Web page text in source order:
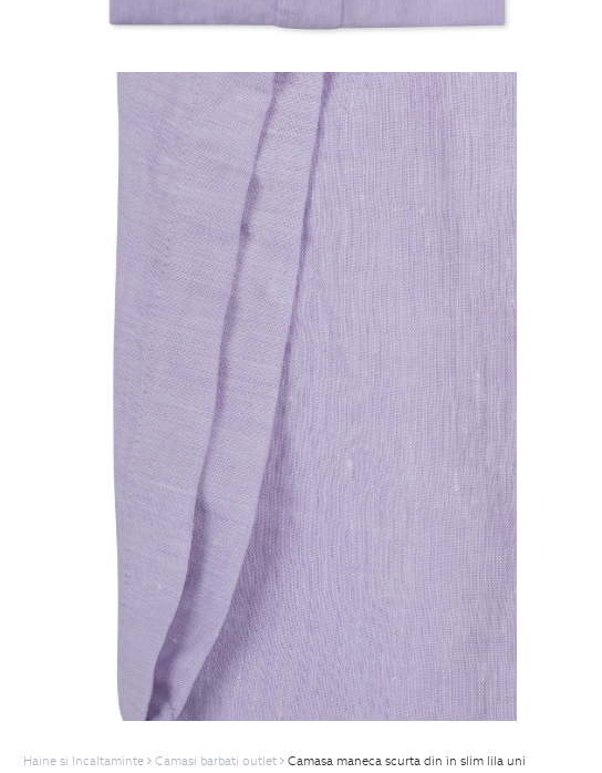
Haine si Incaltaminte Camasi barbati outlet Camasa maneca scurta din in slim lila uni